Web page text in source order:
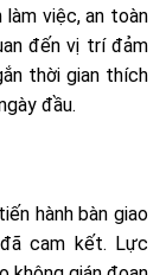
việc, an toàn
đến vị trí đảm
thời gian thích
đầu.
hành bàn giao
cam kết. Lực